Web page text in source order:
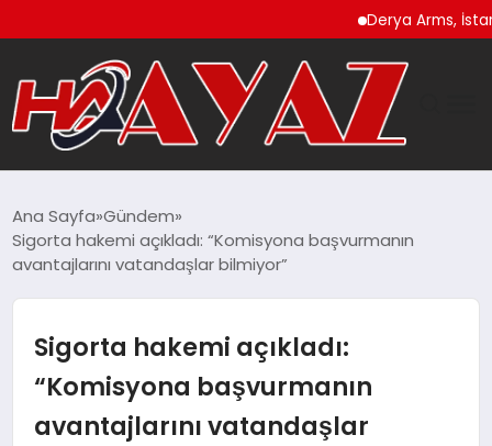
Derya Arms, İstanbul
DÜNYA
EKONOMI
MAGAZIN
Ana Sayfa Gündem
Sigorta hakemi açıkladı: “Komisyona başvurmanın
avantajlarını vatandaşlar bilmiyor”
Sigorta hakemi açıkladı:
“Komisyona başvurmanın
avantajlarını vatandaşlar